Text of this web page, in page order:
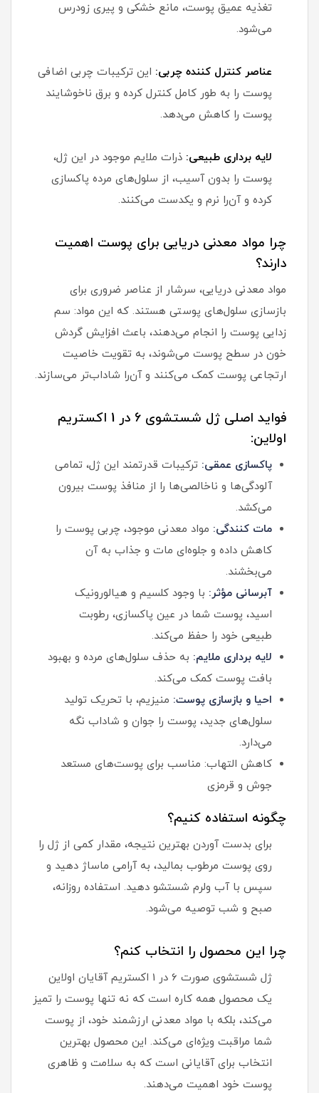
تغذیه عمیق پوست، مانع خشکی و پیری زودرس
می‌شود.
عناصر کنترل کننده چربی: این ترکیبات چربی اضافی
پوست را به طور کامل کنترل کرده و برق ناخوشایند
پوست را کاهش می‌دهد.
لایه برداری طبیعی: ذرات ملایم موجود در این ژل،
پوست را بدون آسیب، از سلول‌های مرده پاکسازی
کرده و آن‌را نرم و یکدست می‌کنند.
چرا مواد معدنی دریایی برای پوست اهمیت
دارند؟
مواد معدنی دریایی، سرشار از عناصر ضروری برای
بازسازی سلول‌های پوستی هستند. که این مواد: سم
زدایی پوست را انجام می‌دهند، باعث افزایش گردش
خون در سطح پوست می‌شوند، به تقویت خاصیت
ارتجاعی پوست کمک می‌کنند و آن‌را شاداب‌تر می‌سازند.
فواید اصلی ژل شستشوی 6 در 1 اکستریم
اولاین:
پاکسازی عمقی: ترکیبات قدرتمند این ژل، تمامی
آلودگی‌ها و ناخالصی‌ها را از منافذ پوست بیرون
می‌کشد.
مات کنندگی: مواد معدنی موجود، چربی پوست را
کاهش داده و جلوه‌ای مات و جذاب به آن
می‌بخشند.
آبرسانی مؤثر: با وجود کلسیم و هیالورونیک
اسید، پوست شما در عین پاکسازی، رطوبت
طبیعی خود را حفظ می‌کند.
لایه برداری ملایم: به حذف سلول‌های مرده و بهبود
بافت پوست کمک می‌کند.
احیا و بازسازی پوست: منیزیم، با تحریک تولید
سلول‌های جدید، پوست را جوان و شاداب نگه
می‌دارد.
کاهش التهاب: مناسب برای پوست‌های مستعد
جوش و قرمزی
چگونه استفاده کنیم؟
برای بدست آوردن بهترین نتیجه، مقدار کمی از ژل را
روی پوست مرطوب بمالید، به آرامی ماساژ دهید و
سپس با آب ولرم شستشو دهید. استفاده روزانه،
صبح و شب توصیه می‌شود.
چرا این محصول را انتخاب کنم؟
ژل شستشوی صورت 6 در 1 اکستریم آقایان اولاین
یک محصول همه کاره است که نه تنها پوست را تمیز
می‌کند، بلکه با مواد معدنی ارزشمند خود، از پوست
شما مراقبت ویژه‌ای می‌کند. این محصول بهترین
انتخاب برای آقایانی است که به سلامت و ظاهری
پوست خود اهمیت می‌دهند.